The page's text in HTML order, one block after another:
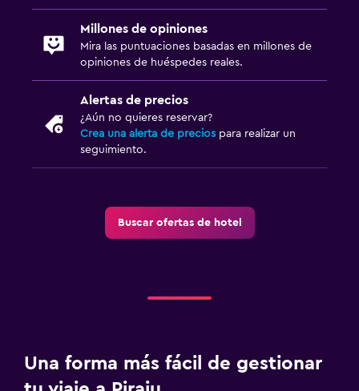
Piso de mosaico/mármol
Limpieza diaria
Cámaras CCTV en zonas comunes
Cámaras CCTV en el exterior
Baño privado
Millones de opiniones
Mira las puntuaciones basadas en millones de
opiniones de huéspedes reales.
Alertas de precios
¿Aún no quieres reservar?
Crea una alerta de precios para realizar un
seguimiento.
Buscar ofertas de hotel
Una forma más fácil de gestionar